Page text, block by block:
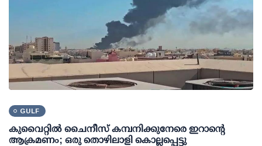
GULF
കുവൈറ്റില്‍ ചൈനീസ് കമ്പനിക്കുനേരെ ഇറാന്റെ
ആക്രമണം; ഒരു തൊഴിലാളി കൊല്ലപ്പെട്ടു